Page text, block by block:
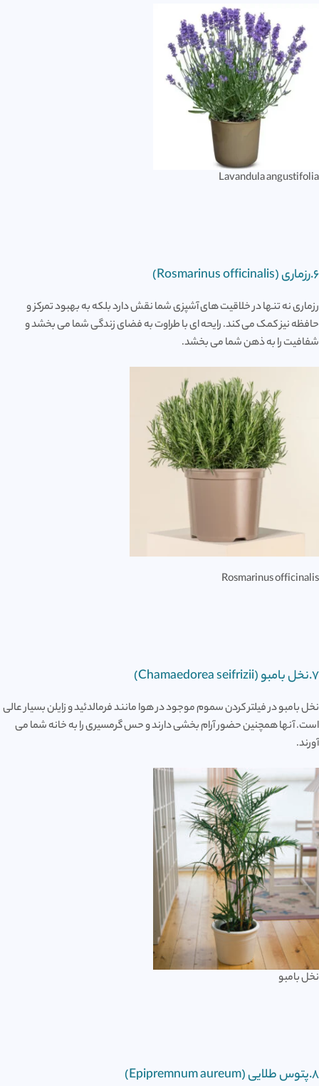
Lavandula angustifolia
6.رزماری (Rosmarinus officinalis)
رزماری نه تنها در خلاقیت های آشپزی شما نقش دارد بلکه به بهبود تمرکز و
حافظه نیز کمک می کند. رایحه ای با طراوت به فضای زندگی شما می بخشد و
شفافیت را به ذهن شما می بخشد.
Rosmarinus officinalis
7.نخل بامبو (Chamaedorea seifrizii)
نخل بامبو در فیلتر کردن سموم موجود در هوا مانند فرمالدئید و زایلن بسیار عالی
است. آنها همچنین حضور آرام بخشی دارند و حس گرمسیری را به خانه شما می
آورند.
نخل بامبو
8.پتوس طلایی (Epipremnum aureum)